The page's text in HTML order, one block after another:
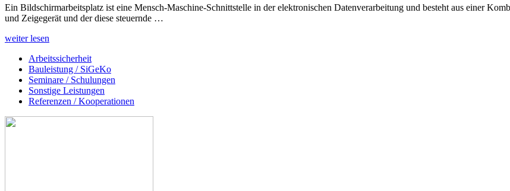
Ein Bildschirmarbeitsplatz ist eine Mensch-Maschine-Schnittstelle in der elektronischen Datenverarbeitung und besteht aus einer
und Zeigegerät und der diese steuernde …
weiter lesen
Arbeitssicherheit
Bauleistung / SiGeKo
Seminare / Schulungen
Sonstige Leistungen
Referenzen / Kooperationen